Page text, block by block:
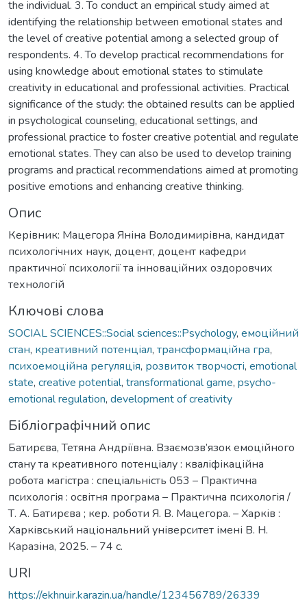
the individual. 3. To conduct an empirical study aimed at
identifying the relationship between emotional states and
the level of creative potential among a selected group of
respondents. 4. To develop practical recommendations for
using knowledge about emotional states to stimulate
creativity in educational and professional activities. Practical
significance of the study: the obtained results can be applied
in psychological counseling, educational settings, and
professional practice to foster creative potential and regulate
emotional states. They can also be used to develop training
programs and practical recommendations aimed at promoting
positive emotions and enhancing creative thinking.
Опис
Керівник: Мацегора Яніна Володимирівна, кандидат
психологічних наук, доцент, доцент кафедри
практичної психології та інноваційних оздоровчих
технологій
Ключові слова
SOCIAL SCIENCES::Social sciences::Psychology, емоційний
стан, креативний потенціал, трансформаційна гра,
психоемоційна регуляція, розвиток творчості, emotional
state, creative potential, transformational game, psycho-
emotional regulation, development of creativity
Бібліографічний опис
Батирєва, Тетяна Андріївна. Взаємозв’язок емоційного
стану та креативного потенціалу : кваліфікаційна
робота магістра : спеціальність 053 – Практична
психологія : освітня програма – Практична психологія /
Т. А. Батирєва ; кер. роботи Я. В. Мацегора. – Харків :
Харківський національний університет імені В. Н.
Каразіна, 2025. – 74 с.
URI
https://ekhnuir.karazin.ua/handle/123456789/26339